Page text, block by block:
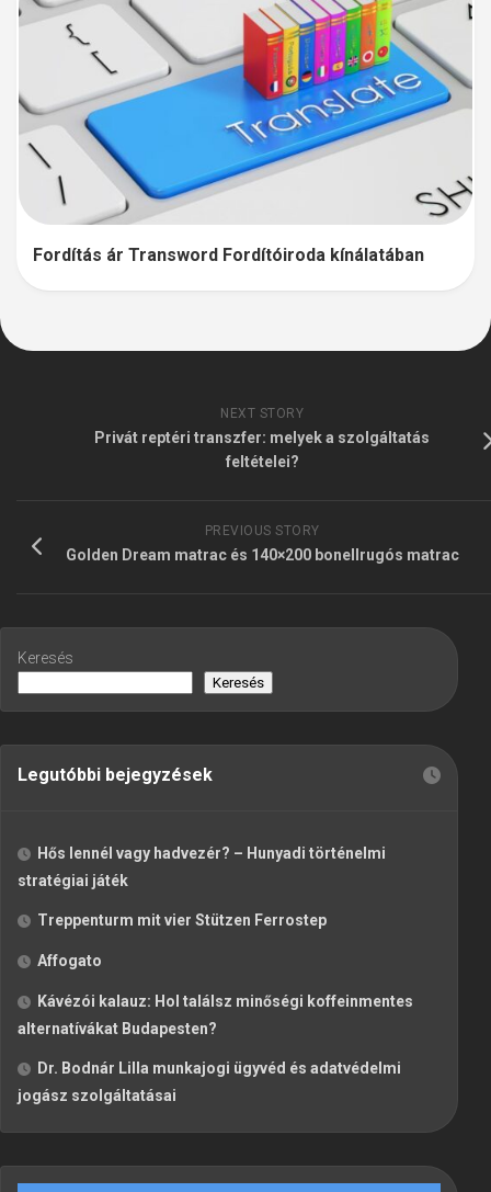
Fordítás ár Transword Fordítóiroda kínálatában
NEXT STORY
Privát reptéri transzfer: melyek a szolgáltatás
feltételei?
PREVIOUS STORY
Golden Dream matrac és 140×200 bonellrugós matrac
Keresés
Keresés
Legutóbbi bejegyzések
Hős lennél vagy hadvezér? – Hunyadi történelmi
stratégiai játék
Treppenturm mit vier Stützen Ferrostep
Affogato
Kávézói kalauz: Hol találsz minőségi koffeinmentes
alternatívákat Budapesten?
Dr. Bodnár Lilla munkajogi ügyvéd és adatvédelmi
jogász szolgáltatásai